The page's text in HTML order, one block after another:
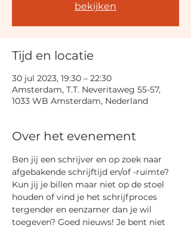
bekijken
Tijd en locatie
30 jul 2023, 19:30 – 22:30
Amsterdam, T.T. Neveritaweg 55-57,
1033 WB Amsterdam, Nederland
Over het evenement
Ben jij een schrijver en op zoek naar
afgebakende schrijftijd en/of -ruimte?
Kun jij je billen maar niet op de stoel
houden of vind je het schrijfproces
tergender en eenzamer dan je wil
toegeven? Goed nieuws! Je bent niet